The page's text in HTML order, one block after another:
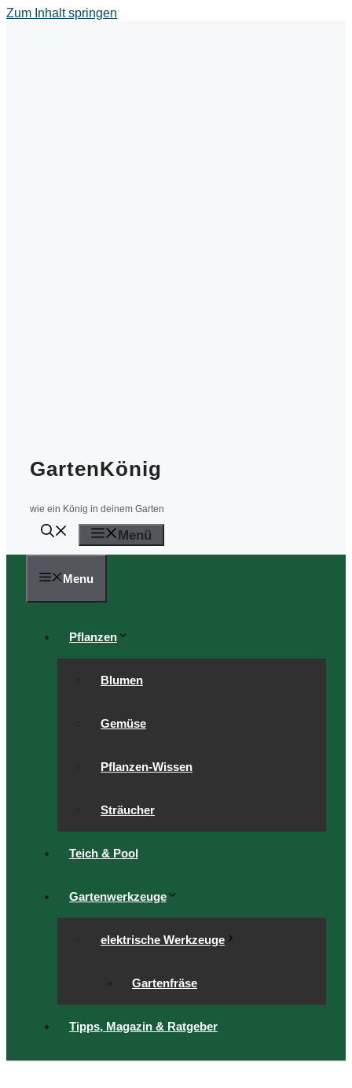
Zum Inhalt springen
GartenKönig
wie ein König in deinem Garten
Menü
Menu
Pflanzen
Blumen
Gemüse
Pflanzen-Wissen
Sträucher
Teich & Pool
Gartenwerkzeuge
elektrische Werkzeuge
Gartenfräse
Tipps, Magazin & Ratgeber